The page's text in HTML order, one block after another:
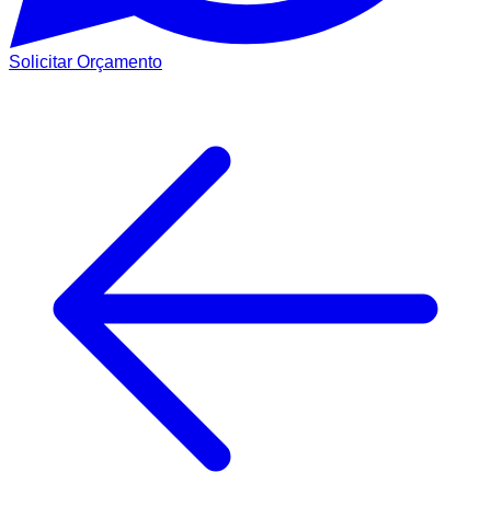
Solicitar Orçamento